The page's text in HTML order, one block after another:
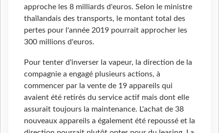
approche les 8 milliards d'euros. Selon le ministre
thaïlandais des transports, le montant total des
pertes pour l'année 2019 pourrait approcher les
300 millions d'euros.
Pour tenter d'inverser la vapeur, la direction de la
compagnie a engagé plusieurs actions, à
commencer par la vente de 19 appareils qui
avaient été retirés du service actif mais dont elle
assurait toujours la maintenance. L'achat de 38
nouveaux appareils a également été repoussé et la